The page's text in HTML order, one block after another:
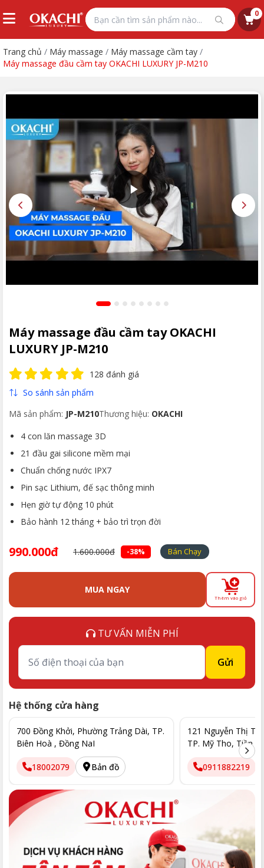
0
Trang chủ / Máy massage / Máy massage cầm tay /
Máy massage đầu cầm tay OKACHI LUXURY JP-M210
Máy massage đầu cầm tay OKACHI
LUXURY JP-M210
128 đánh giá
So sánh sản phẩm
Mã sản phẩm: JP-M210Thương hiệu: OKACHI
4 con lăn massage 3D
21 đầu gai silicone mềm mại
Chuẩn chống nước IPX7
Pin sạc Lithium, đế sạc thông minh
Hẹn giờ tự động 10 phút
Bảo hành 12 tháng + bảo trì trọn đời
990.000đ 1.600.000đ -38% Bán Chạy
MUA NGAY
Thêm vào giỏ
TƯ VẤN MIỄN PHÍ
Gửi
Hệ thống cửa hàng
700 Đồng Khởi, Phường Trảng Dài, TP.
Biên Hoà , Đồng NaI
18002079 Bản đồ
121 Nguyễn Thị
TP. Mỹ Tho, Tiền
0911882219